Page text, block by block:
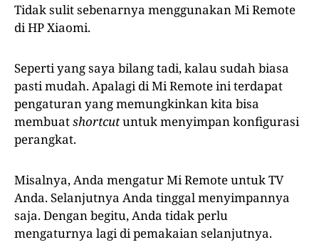
Tidak sulit sebenarnya menggunakan Mi Remote
di HP Xiaomi.
Seperti yang saya bilang tadi, kalau sudah biasa
pasti mudah. Apalagi di Mi Remote ini terdapat
pengaturan yang memungkinkan kita bisa
membuatshortcutuntuk menyimpan konfigurasi
perangkat.
Misalnya, Anda mengatur Mi Remote untuk TV
Anda. Selanjutnya Anda tinggal menyimpannya
saja. Dengan begitu, Anda tidak perlu
mengaturnya lagi di pemakaian selanjutnya.